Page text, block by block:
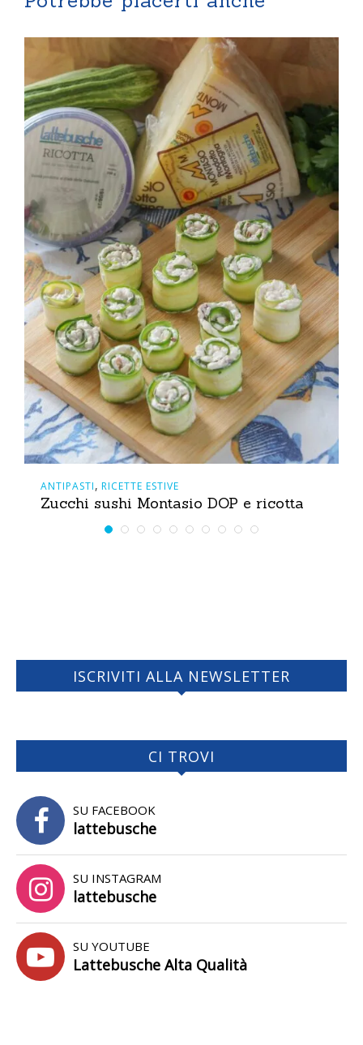
ANTIPASTI, RICETTE ESTIVE
Zucchi sushi Montasio DOP e ricotta
ISCRIVITI ALLA NEWSLETTER
CI TROVI
SU FACEBOOK
lattebusche
SU INSTAGRAM
lattebusche
SU YOUTUBE
Lattebusche Alta Qualità